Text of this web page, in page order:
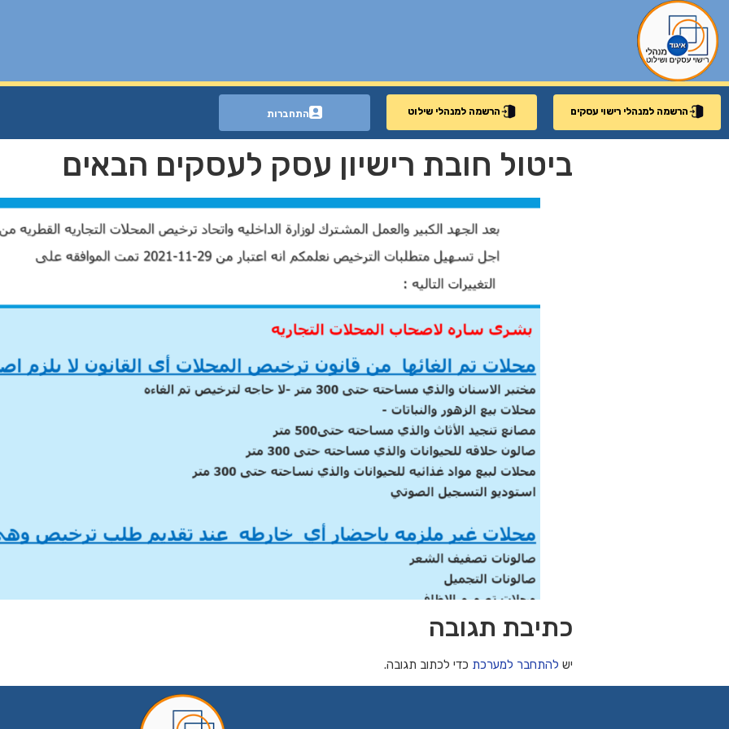
הרשמה למנהלי רישוי עסקים הרשמה למנהלי שילוט התחברות
ביטול חובת רישיון עסק לעסקים הבאים
כתיבת תגובה
יש להתחבר למערכת כדי לכתוב תגובה.